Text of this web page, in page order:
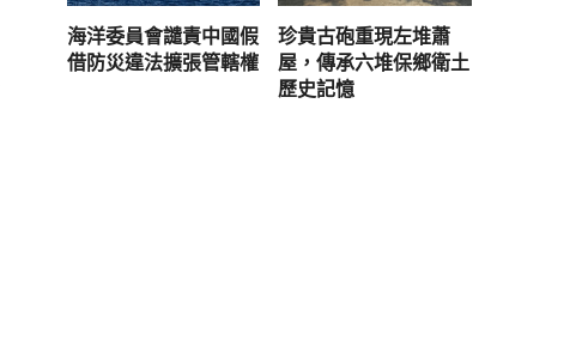
海洋委員會譴責中國假
借防災違法擴張管轄權
珍貴古砲重現左堆蕭
屋，傳承六堆保鄉衛土
歷史記憶